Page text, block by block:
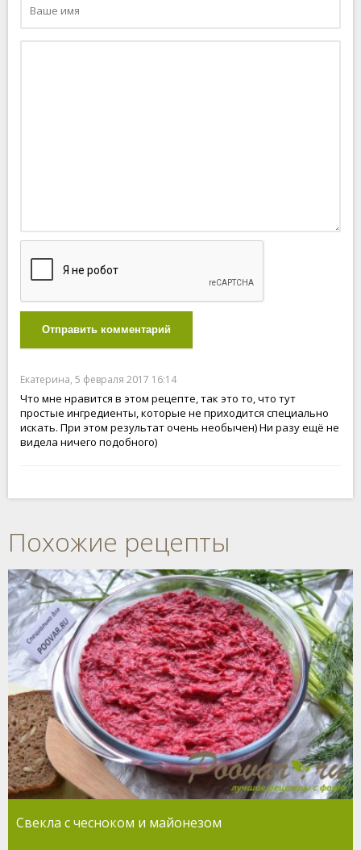
Отправить комментарий
Екатерина, 5 февраля 2017 16:14
Что мне нравится в этом рецепте, так это то, что тут
простые ингредиенты, которые не приходится специально
искать. При этом результат очень необычен) Ни разу ещё не
видела ничего подобного)
Похожие рецепты
Свекла с чесноком и майонезом